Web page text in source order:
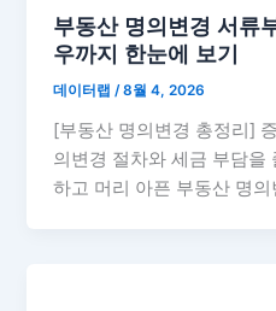
부동산 명의변경 서류
우까지 한눈에 보기
데이터랩/8월 4, 2026
[부동산 명의변경 총정리]
의변경 절차와 세금 부담을
하고 머리 아픈 부동산 명